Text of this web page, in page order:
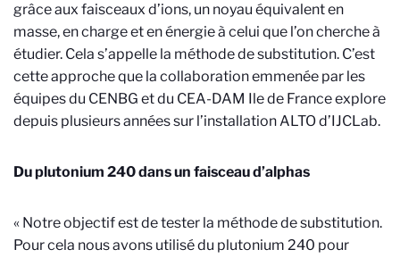
grâce aux faisceaux d’ions, un noyau équivalent en
masse, en charge et en énergie à celui que l’on cherche à
étudier. Cela s’appelle la méthode de substitution. C’est
cette approche que la collaboration emmenée par les
équipes du CENBG et du CEA-DAM Ile de France explore
depuis plusieurs années sur l’installation ALTO d’IJCLab.
Du plutonium 240 dans un faisceau d’alphas
« Notre objectif est de tester la méthode de substitution.
Pour cela nous avons utilisé du plutonium 240 pour